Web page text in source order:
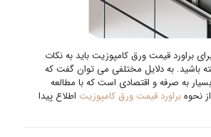
براورد قیمت ورق کامپوزیت باید به نکات
باشید. به دلایل مختلفی می توان گفت که
به صرفه و اقتصادی است که با مطالعه
نحوهبراورد قیمت ورق کامپوزیت اطلاع پیدا